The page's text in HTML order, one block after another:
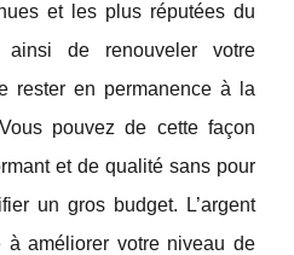
et les plus réputées du
ainsi de renouveler votre
rester en permanence à la
pouvez de cette façon
et de qualité sans pour
un gros budget. L’argent
améliorer votre niveau de